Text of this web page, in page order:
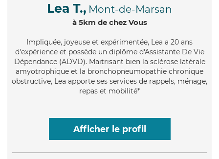
Lea T., Mont-de-Marsan
à 5km de chez Vous
Impliquée, joyeuse et expérimentée, Lea a 20 ans
d'expérience et possède un diplôme d'Assistante De Vie
Dépendance (ADVD). Maitrisant bien la sclérose latérale
amyotrophique et la bronchopneumopathie chronique
obstructive, Lea apporte ses services de rappels, ménage,
repas et mobilité*
Afficher le profil